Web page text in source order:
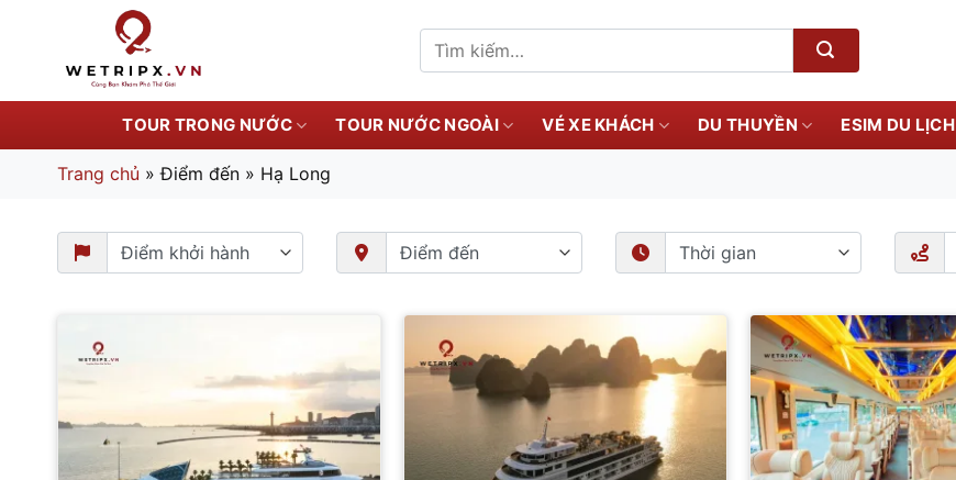
kiếm:
TOUR TRONG NƯỚC TOUR NƯỚC NGOÀI VÉ XE KHÁCH DU THUYỀN ESIM DU LỊCH
Trang chủ »Điểm đến » Hạ Long